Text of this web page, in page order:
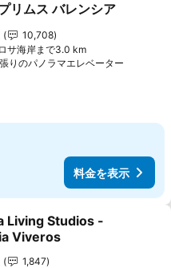
に入りに追加
リムス バレンシア
ンク
10,708
サ海岸まで3.0 km
りのパノラマエレベーター
料金を表示
に入りに追加
Living Studios -
Viveros
ンク
1,847